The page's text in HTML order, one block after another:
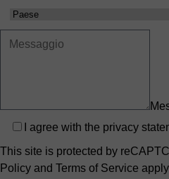
Paese
Privacy
I agree with the privacy
This site is protected by
Policy and Terms of Service